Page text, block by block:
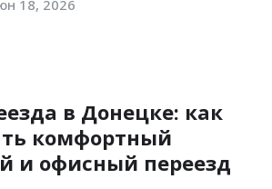
18, 2026
в Донецке: как
комфортный
и офисный переезд